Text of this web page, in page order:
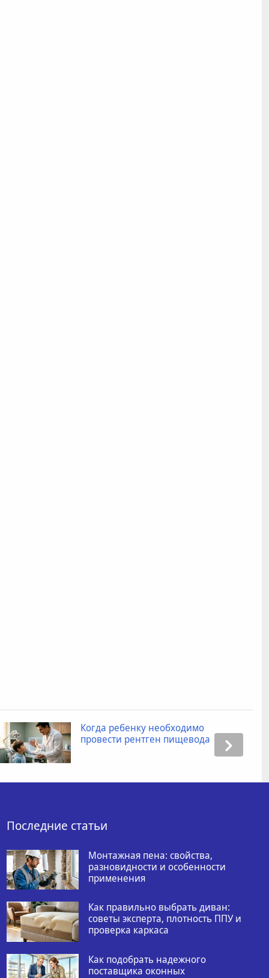
необходимо
пищевода
Промокоды
как получить
товаров?
Последние статьи
Монтажная пена: свойства,
разновидности и особенности
применения
Как правильно выбрать диван:
советы эксперта, плотность ППУ и
проверка каркаса
Как подобрать надежного
поставщика оконных